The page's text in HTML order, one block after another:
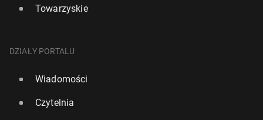
Towarzyskie
DZIAŁY PORTALU
Wiadomości
Czytelnia